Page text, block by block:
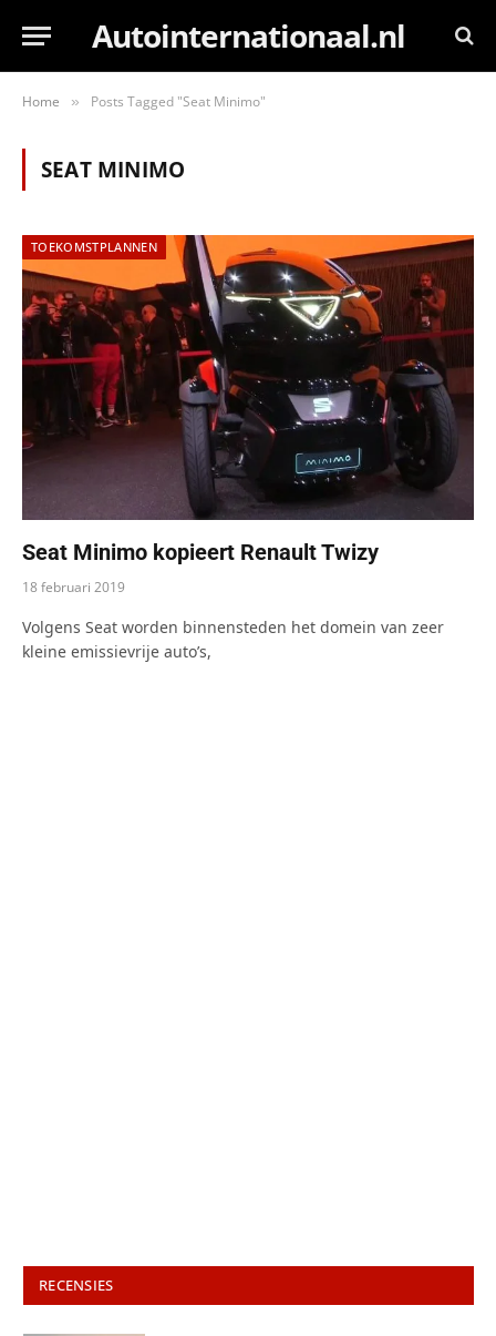
Autointernationaal.nl
Home » Posts Tagged "Seat Minimo"
SEAT MINIMO
TOEKOMSTPLANNEN
Seat Minimo kopieert Renault Twizy
18 februari 2019
Volgens Seat worden binnensteden het domein van zeer
kleine emissievrije auto’s,
RECENSIES